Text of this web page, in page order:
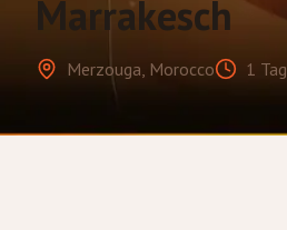
Marrakesch
Merzouga, Morocco 1 Tag